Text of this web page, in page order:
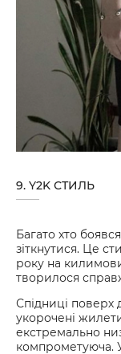
9. Y2K СТИЛЬ
Багато хто
зіткнутися. Це
року на
творилося
Спідниці поверх
укорочені
екстремально
компрометуюча.